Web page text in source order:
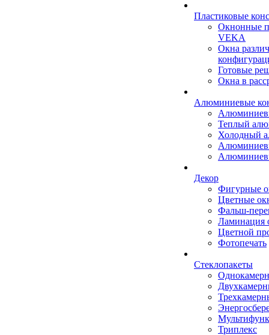
Пластиковые
Окнонные
VEKA
Окна
Готовые
Окна в
Алюминиевые
Теплый
Холодный
Декор
Фигурные
Цветные
Фальш-
Ламинация
Цветной
Фотопечать
Стеклопакеты
Триплекс